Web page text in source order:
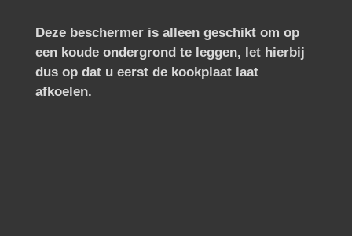
Deze beschermer is alleen geschikt om op
een koude ondergrond te leggen, let hierbij
dus op dat u eerst de kookplaat laat
afkoelen.